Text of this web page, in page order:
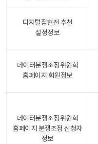
디지털집현전 추천
설정정보
데이터분쟁조정위원회
홈페이지 회원정보
데이터분쟁조정위원회
홈페이지 분쟁조정 신청자
정보